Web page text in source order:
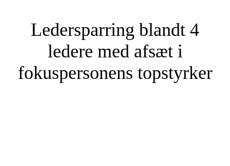
Ledersparring blandt 4
ledere med afsæt i
fokuspersonens topstyrker